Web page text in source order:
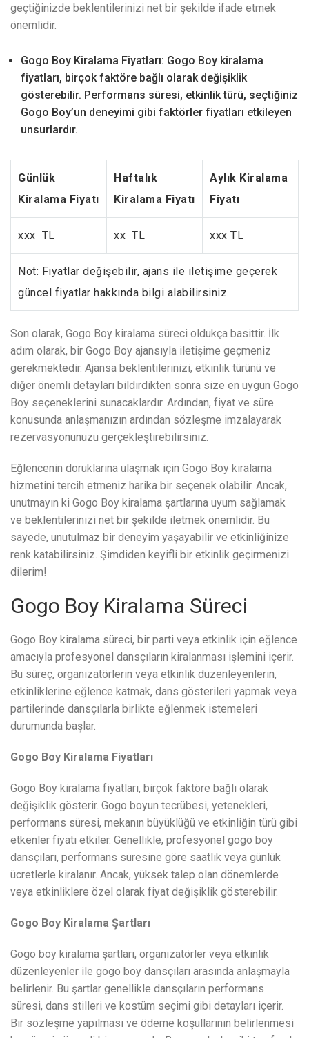
geçtiğinizde beklentilerinizi net bir şekilde ifade etmek
önemlidir.
Gogo Boy Kiralama Fiyatları: Gogo Boy kiralama
fiyatları, birçok faktöre bağlı olarak değişiklik
gösterebilir. Performans süresi, etkinlik türü, seçtiğiniz
Gogo Boy’un deneyimi gibi faktörler fiyatları etkileyen
unsurlardır.
Günlük
Kiralama Fiyatı
Haftalık
Kiralama Fiyatı
Aylık Kiralama
Fiyatı
xxx TL xx TL xxx TL
Not: Fiyatlar değişebilir, ajans ile iletişime geçerek
güncel fiyatlar hakkında bilgi alabilirsiniz.
Son olarak, Gogo Boy kiralama süreci oldukça basittir. İlk
adım olarak, bir Gogo Boy ajansıyla iletişime geçmeniz
gerekmektedir. Ajansa beklentilerinizi, etkinlik türünü ve
diğer önemli detayları bildirdikten sonra size en uygun Gogo
Boy seçeneklerini sunacaklardır. Ardından, fiyat ve süre
konusunda anlaşmanızın ardından sözleşme imzalayarak
rezervasyonunuzu gerçekleştirebilirsiniz.
Eğlencenin doruklarına ulaşmak için Gogo Boy kiralama
hizmetini tercih etmeniz harika bir seçenek olabilir. Ancak,
unutmayın ki Gogo Boy kiralama şartlarına uyum sağlamak
ve beklentilerinizi net bir şekilde iletmek önemlidir. Bu
sayede, unutulmaz bir deneyim yaşayabilir ve etkinliğinize
renk katabilirsiniz. Şimdiden keyifli bir etkinlik geçirmenizi
dilerim!
Gogo Boy Kiralama Süreci
Gogo Boy kiralama süreci, bir parti veya etkinlik için eğlence
amacıyla profesyonel dansçıların kiralanması işlemini içerir.
Bu süreç, organizatörlerin veya etkinlik düzenleyenlerin,
etkinliklerine eğlence katmak, dans gösterileri yapmak veya
partilerinde dansçılarla birlikte eğlenmek istemeleri
durumunda başlar.
Gogo Boy Kiralama Fiyatları
Gogo Boy kiralama fiyatları, birçok faktöre bağlı olarak
değişiklik gösterir. Gogo boyun tecrübesi, yetenekleri,
performans süresi, mekanın büyüklüğü ve etkinliğin türü gibi
etkenler fiyatı etkiler. Genellikle, profesyonel gogo boy
dansçıları, performans süresine göre saatlik veya günlük
ücretlerle kiralanır. Ancak, yüksek talep olan dönemlerde
veya etkinliklere özel olarak fiyat değişiklik gösterebilir.
Gogo Boy Kiralama Şartları
Gogo boy kiralama şartları, organizatörler veya etkinlik
düzenleyenler ile gogo boy dansçıları arasında anlaşmayla
belirlenir. Bu şartlar genellikle dansçıların performans
süresi, dans stilleri ve kostüm seçimi gibi detayları içerir.
Bir sözleşme yapılması ve ödeme koşullarının belirlenmesi